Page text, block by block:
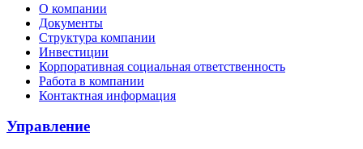
О компании
Документы
Структура компании
Инвестиции
Корпоративная социальная ответственность
Работа в компании
Контактная информация
Управление